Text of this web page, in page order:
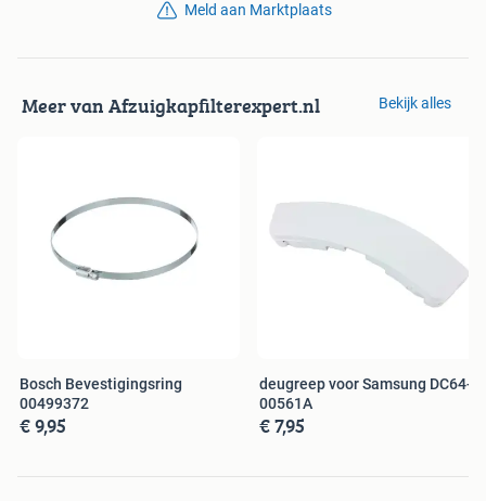
Meld aan Marktplaats
Meer van Afzuigkapfilterexpert.nl Bekijk alles
Bosch Bevestigingsring
00499372
€ 9,95
deugreep voor Samsung DC64-
00561A
€ 7,95